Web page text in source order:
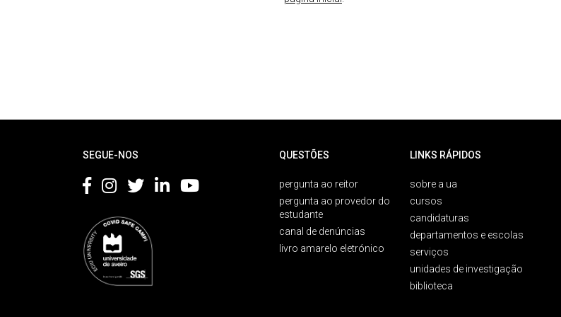
SEGUE-NOS QUESTÕES
pergunta ao reitor
pergunta ao provedor do
estudante
canal de denúncias
livro amarelo eletrónico
LINKS RÁPIDOS
sobre a ua
cursos
candidaturas
departamentos e escolas
serviços
unidades de investigação
biblioteca